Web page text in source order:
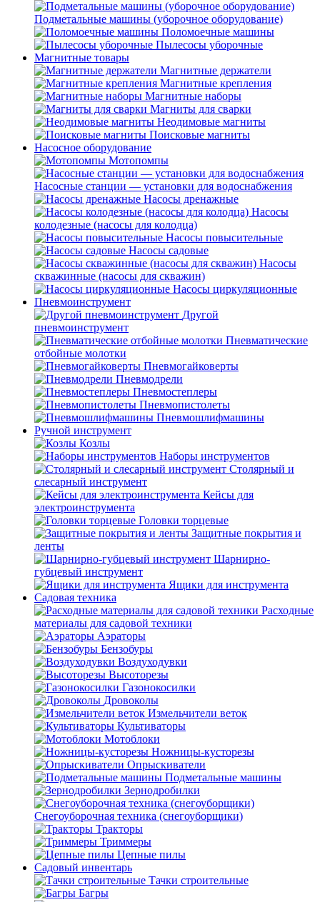
Подметальные машины (уборочное оборудование)
Поломоечные машины
Пылесосы уборочные
Магнитные товары
Магнитные держатели
Магнитные крепления
Магнитные наборы
Магниты для сварки
Неодимовые магниты
Поисковые магниты
Насосное оборудование
Мотопомпы
Насосные станции — установки для водоснабжения
Насосы дренажные
Насосы
колодезные (насосы для колодца)
Насосы повысительные
Насосы садовые
Насосы
скважинные (насосы для скважин)
Насосы циркуляционные
Пневмоинструмент
Другой
пневмоинструмент
Пневматические
отбойные молотки
Пневмогайковерты
Пневмодрели
Пневмостеплеры
Пневмопистолеты
Пневмошлифмашины
Ручной инструмент
Козлы
Наборы инструментов
Столярный и
слесарный инструмент
Кейсы для
электроинструмента
Головки торцевые
Защитные покрытия и
ленты
Шарнирно-
губцевый инструмент
Ящики для инструмента
Садовая техника
Расходные
материалы для садовой техники
Аэраторы
Бензобуры
Воздуходувки
Высоторезы
Газонокосилки
Дровоколы
Измельчители веток
Культиваторы
Мотоблоки
Ножницы-кусторезы
Опрыскиватели
Подметальные машины
Зернодробилки
Снегоуборочная техника (снегоуборщики)
Тракторы
Триммеры
Цепные пилы
Садовый инвентарь
Тачки строительные
Багры